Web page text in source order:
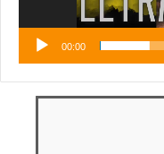
00:00